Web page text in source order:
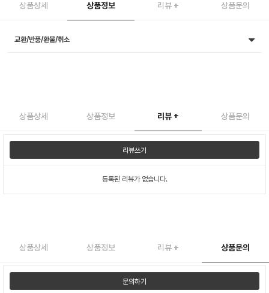
상품상세 상품정보 리뷰 + 상품문의
교환/반품/환불/취소
상품상세 상품정보 리뷰 + 상품문의
리뷰쓰기
등록된 리뷰가 없습니다.
상품상세 상품정보 리뷰 + 상품문의
문의하기